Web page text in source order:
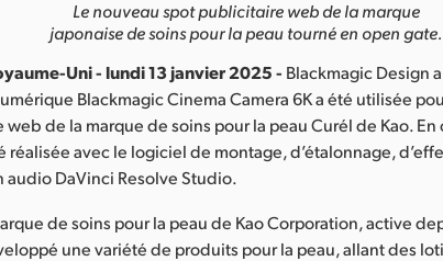
Le nouveau spot publicitaire web de la marque
japonaise de soins pour la peau tourné en open gate.
Uni - lundi 13 janvier 2025 - Blackmagic Design
Blackmagic Cinema Camera 6K a été utilisée
de la marque de soins pour la peau Curél de Kao. En
réalisée avec le logiciel de montage, d’étalonnage,
DaVinci Resolve Studio.
de soins pour la peau de Kao Corporation, active
une variété de produits pour la peau, allant des